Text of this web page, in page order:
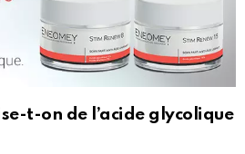
t-on de l’acide glycolique